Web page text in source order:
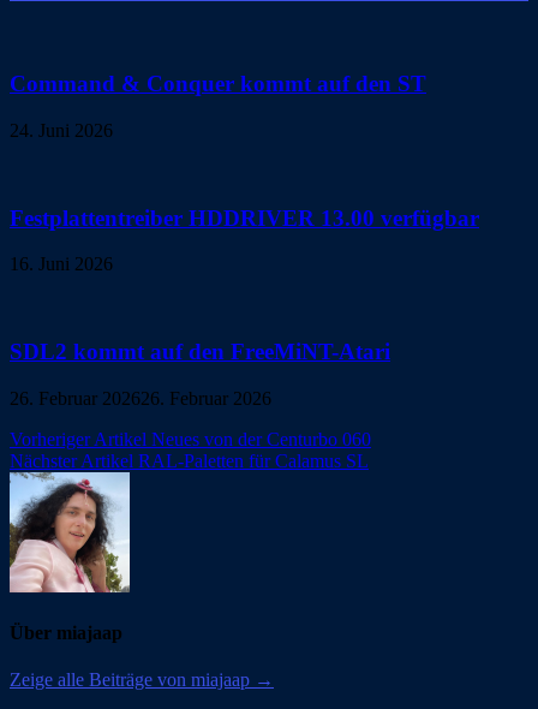
Command & Conquer kommt auf den ST
24. Juni 2026
Festplattentreiber HDDRIVER 13.00 verfügbar
16. Juni 2026
SDL2 kommt auf den FreeMiNT-Atari
26. Februar 202626. Februar 2026
Beitragsnavigation
Vorheriger Artikel Neues von der Centurbo 060
Nächster Artikel RAL-Paletten für Calamus SL
Über miajaap
Zeige alle Beiträge von miajaap →